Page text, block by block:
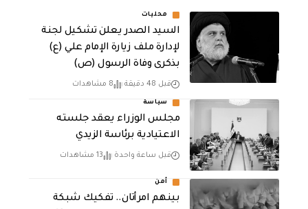
محليات
السيد الصدر يعلن تشكيل لجنة
لإدارة ملف زيارة الإمام علي (ع)
بذكرى وفاة الرسول (ص)
قبل 48 دقيقة 8 مشاهدات
سياسة
مجلس الوزراء يعقد جلسته
الاعتيادية برئاسة الزيدي
قبل ساعة واحدة 13 مشاهدات
أمن
بينهم امرأتان.. تفكيك شبكة